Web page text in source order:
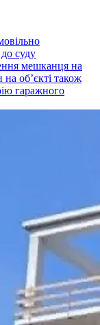
суду
мешканця на
на об’єкті також
гаражного